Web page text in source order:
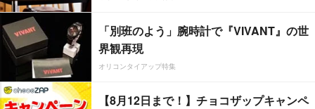
「別班のよう」腕時計で『VIVANT』の世
界観再現
オリコンタイアップ特集
【8月12日まで！】チョコザップキャンペ